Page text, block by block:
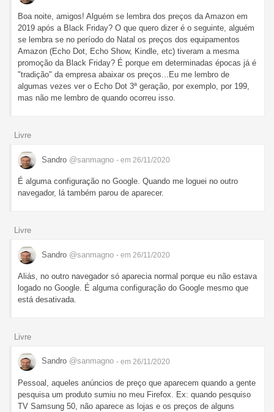
Boa noite, amigos! Alguém se lembra dos preços da Amazon em
2019 após a Black Friday? O que quero dizer é o seguinte, alguém
se lembra se no período do Natal os preços dos equipamentos
Amazon (Echo Dot, Echo Show, Kindle, etc) tiveram a mesma
promoção da Black Friday? É porque em determinadas épocas já é
"tradição" da empresa abaixar os preços...Eu me lembro de
algumas vezes ver o Echo Dot 3ª geração, por exemplo, por 199,
mas não me lembro de quando ocorreu isso.
Livre
Sandro @sanmagno - em 26/11/2020
É alguma configuração no Google. Quando me loguei no outro
navegador, lá também parou de aparecer.
Livre
Sandro @sanmagno - em 26/11/2020
Aliás, no outro navegador só aparecia normal porque eu não estava
logado no Google. É alguma configuração do Google mesmo que
está desativada.
Livre
Sandro @sanmagno - em 26/11/2020
Pessoal, aqueles anúncios de preço que aparecem quando a gente
pesquisa um produto sumiu no meu Firefox. Ex: quando pesquiso
TV Samsung 50, não aparece as lojas e os preços de alguns